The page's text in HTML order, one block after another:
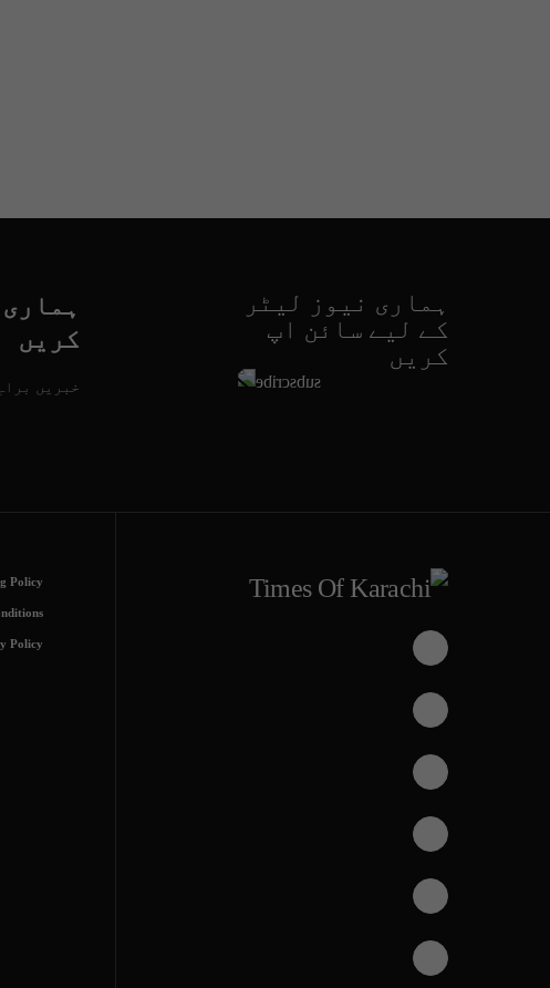
ہماری نیوز لیٹر
کے لیے سائن اپ
کریں
کریں
خبریں
Policy
Policy